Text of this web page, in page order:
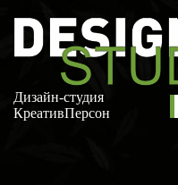
Дизайн-студия
КреативПерсон